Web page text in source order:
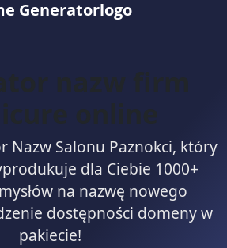
nazw firm
online
Nazw Salonu Paznokci, który
dla Ciebie 1000+
na nazwę nowego
dostępności domeny w
pakiecie!